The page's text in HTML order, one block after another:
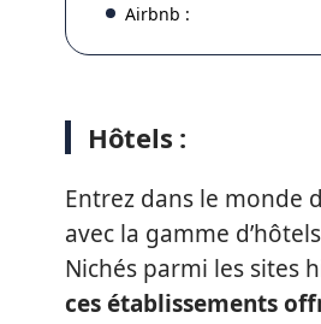
Airbnb :
Hôtels :
Entrez dans le monde
avec la gamme
Nichés parmi les sites
ces établissements